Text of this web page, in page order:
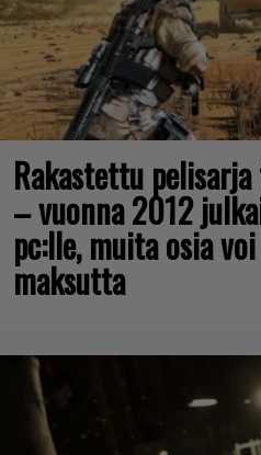
Rakastettu
– vuonna 2012
pc:lle, muita osia
maksutta